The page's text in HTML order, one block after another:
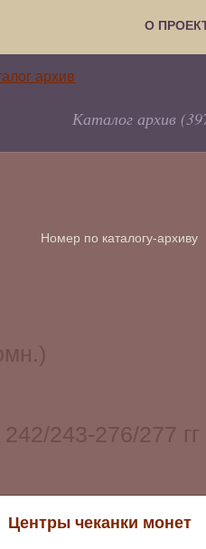
О
Каталог архив
Номер по каталогу-архиву
Центры чеканки монет